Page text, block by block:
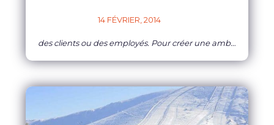
14 FÉVRIER, 2014
des clients ou des employés. Pour créer une ambiance chaleureuse et laisser un souvenir mémorable à vos invités, pourquoi de pas engager un magicien ?